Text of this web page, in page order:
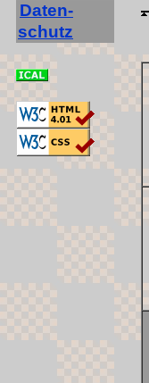
Daten-
schutz